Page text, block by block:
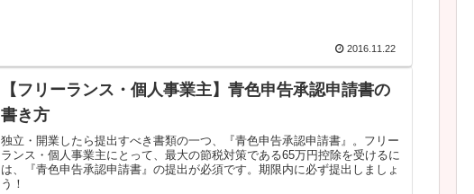
2016.11.22
【フリーランス・個人事業主】青色申告承認申請書の
書き方
独立・開業したら提出すべき書類の一つ、『青色申告承認申請書』。フリー
ランス・個人事業主にとって、最大の節税対策である65万円控除を受けるに
は、『青色申告承認申請書』の提出が必須です。期限内に必ず提出しましょ
う！